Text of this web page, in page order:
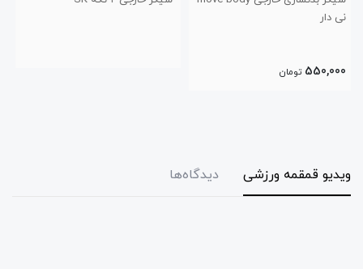
ویدیو قمقمه ورزشی دیدگاه‌ها